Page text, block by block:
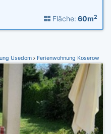
Fläche: 60m2
Usedom Ferienwohnung Koserow